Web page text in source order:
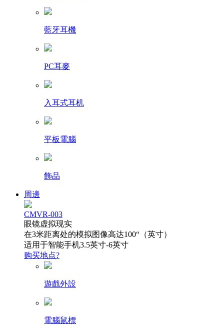
藍牙耳機
PC耳麥
入耳式耳机
平板電腦
飾品
周邊
CMVR-003
眼镜虚拟现实
在3米距离处的模拟图像高达100“（英寸）
适用于智能手机3.5英寸-6英寸
购买地点?
遊戲外設
電腦鼠標